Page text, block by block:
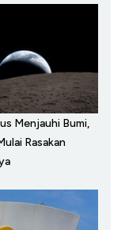
Menjauhi Bumi,
Rasakan